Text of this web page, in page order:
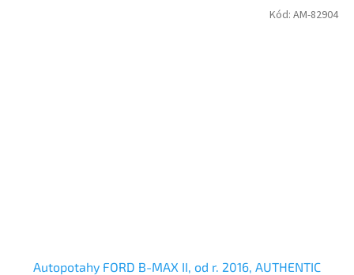
Autopotahy FORD B-MAX II, od r. 2016, AUTHENTIC
Kód: AM-82904